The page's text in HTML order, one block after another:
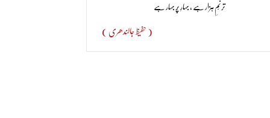
ترنّمِ ہزار ہے ، بہارِ پُر بہار ہے
( حفیظ جالندھری )